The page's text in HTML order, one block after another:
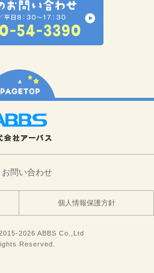
お問い合わせ
個人情報保護方針
2026 ABBS Co.,Ltd
Reserved.